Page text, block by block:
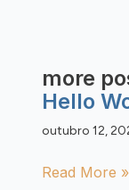
more
Hello
outubro 12,
Read More »